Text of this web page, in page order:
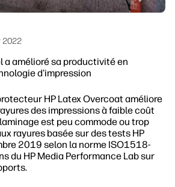
2022
a amélioré sa productivité en
d'impression
HP Latex Overcoat améliore
des impressions à faible coût
est peu commode ou trop
rayures basée sur des tests HP
2019 selon la norme ISO1518-
du HP Media Performance Lab sur